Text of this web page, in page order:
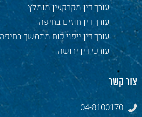
עורך דין מקרקעין מומלץ
עורך דין חוזים בחיפה
עורך דין ייפוי כוח מתמשך בחיפה
עורכי דין ירושה
צור קשר
04-8100170